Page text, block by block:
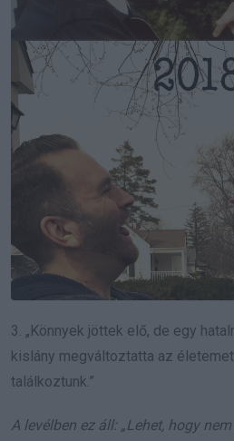
3. „Könnyek jöttek elő, de egy
kislány megváltoztatta az
találkoztunk.”
A levélben ez áll: „Lehet, hogy